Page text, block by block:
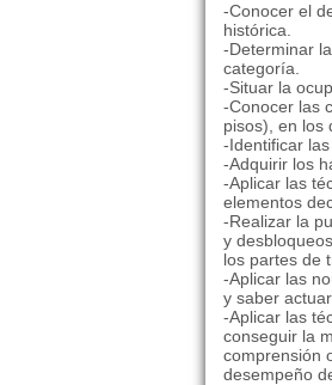
-Conocer el
histórica.
-Determinar
categoría.
-Situar la
-Conocer las
pisos), en los
-Identificar
-Adquirir los
-Aplicar las
elementos
-Realizar la
y
los partes de
-Aplicar las
y saber
-Aplicar las
conseguir la
comprensión
desempeño